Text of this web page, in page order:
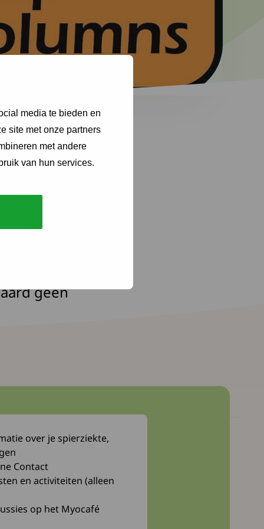
media te bieden en
site met onze partners
met andere
van hun services.
zorg (wie
energie voor
volgens
geen
Myocafé
Bibliotheek
over je spierziekte,
Contact
en activiteiten (alleen
op het Myocafé